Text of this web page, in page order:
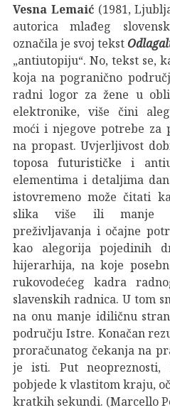
Vesna Lemaić(1981,
autorica mlađeg
označila je svoj tekst
„antiutopiju“. No, tekst se,
koja na pogranično
radni logor za žene u
elektronike, više čini
moći i njegove potrebe za
na propast. Uvjerljivost
toposa futurističke i
elementima i detaljima
istovremeno može čitati
slika više ili manje
preživljavanja i očajne
kao alegorija pojedinih
hijerarhija, na koje
rukovodećeg kadra
slavenskih radnica. U tom
na onu manje idiličnu
području Istre. Konačan
proračunatog čekanja na
je isti. Put
pobjede k vlastitom kraju,
kratkih sekundi. (Marcello